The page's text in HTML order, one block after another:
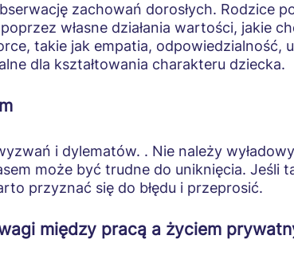
zachowań dorosłych. Rodzice
własne działania wartości, jakie
takie jak empatia, odpowiedzialność,
dla kształtowania charakteru dziecka.
i dylematów. . Nie należy
może być trudne do uniknięcia. Jeśli
przyznać się do błędu i przeprosić.
między pracą a życiem